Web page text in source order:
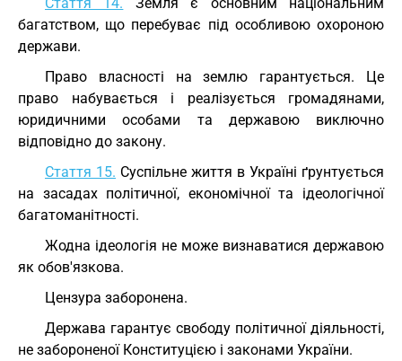
багатством, що перебуває під особливою охороною
держави.
Право власності на землю гарантується. Це
право набувається і реалізується громадянами,
юридичними особами та державою виключно
відповідно до закону.
Стаття 15. Суспільне життя в Україні ґрунтується
на засадах політичної, економічної та ідеологічної
багатоманітності.
Жодна ідеологія не може визнаватися державою
як обов'язкова.
Цензура заборонена.
Держава гарантує свободу політичної діяльності,
не забороненої Конституцією і законами України.